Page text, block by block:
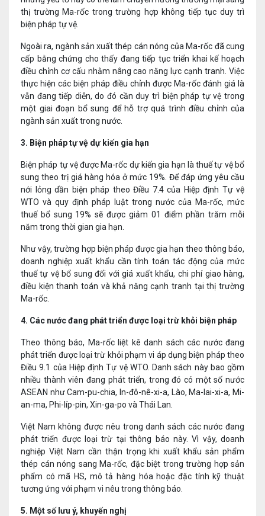
thị trường Ma-rốc trong trường hợp không tiếp tục duy trì
biện pháp tự vệ.
Ngoài ra, ngành sản xuất thép cán nóng của Ma-rốc đã cung
cấp bằng chứng cho thấy đang tiếp tục triển khai kế hoạch
điều chỉnh cơ cấu nhằm nâng cao năng lực cạnh tranh. Việc
thực hiện các biện pháp điều chỉnh được Ma-rốc đánh giá là
vẫn đang tiếp diễn, do đó cần duy trì biện pháp tự vệ trong
một giai đoạn bổ sung để hỗ trợ quá trình điều chỉnh của
ngành sản xuất trong nước.
3. Biện pháp tự vệ dự kiến gia hạn
Biện pháp tự vệ được Ma-rốc dự kiến gia hạn là thuế tự vệ bổ
sung theo trị giá hàng hóa ở mức 19%. Để đáp ứng yêu cầu
nới lỏng dần biện pháp theo Điều 7.4 của Hiệp định Tự vệ
WTO và quy định pháp luật trong nước của Ma-rốc, mức
thuế bổ sung 19% sẽ được giảm 01 điểm phần trăm mỗi
năm trong thời gian gia hạn.
Như vậy, trường hợp biện pháp được gia hạn theo thông báo,
doanh nghiệp xuất khẩu cần tính toán tác động của mức
thuế tự vệ bổ sung đối với giá xuất khẩu, chi phí giao hàng,
điều kiện thanh toán và khả năng cạnh tranh tại thị trường
Ma-rốc.
4. Các nước đang phát triển được loại trừ khỏi biện pháp
Theo thông báo, Ma-rốc liệt kê danh sách các nước đang
phát triển được loại trừ khỏi phạm vi áp dụng biện pháp theo
Điều 9.1 của Hiệp định Tự vệ WTO. Danh sách này bao gồm
nhiều thành viên đang phát triển, trong đó có một số nước
ASEAN như Cam-pu-chia, In-đô-nê-xi-a, Lào, Ma-lai-xi-a, Mi-
an-ma, Phi-líp-pin, Xin-ga-po và Thái Lan.
Việt Nam không được nêu trong danh sách các nước đang
phát triển được loại trừ tại thông báo này. Vì vậy, doanh
nghiệp Việt Nam cần thận trọng khi xuất khẩu sản phẩm
thép cán nóng sang Ma-rốc, đặc biệt trong trường hợp sản
phẩm có mã HS, mô tả hàng hóa hoặc đặc tính kỹ thuật
tương ứng với phạm vi nêu trong thông báo.
5. Một số lưu ý, khuyến nghị